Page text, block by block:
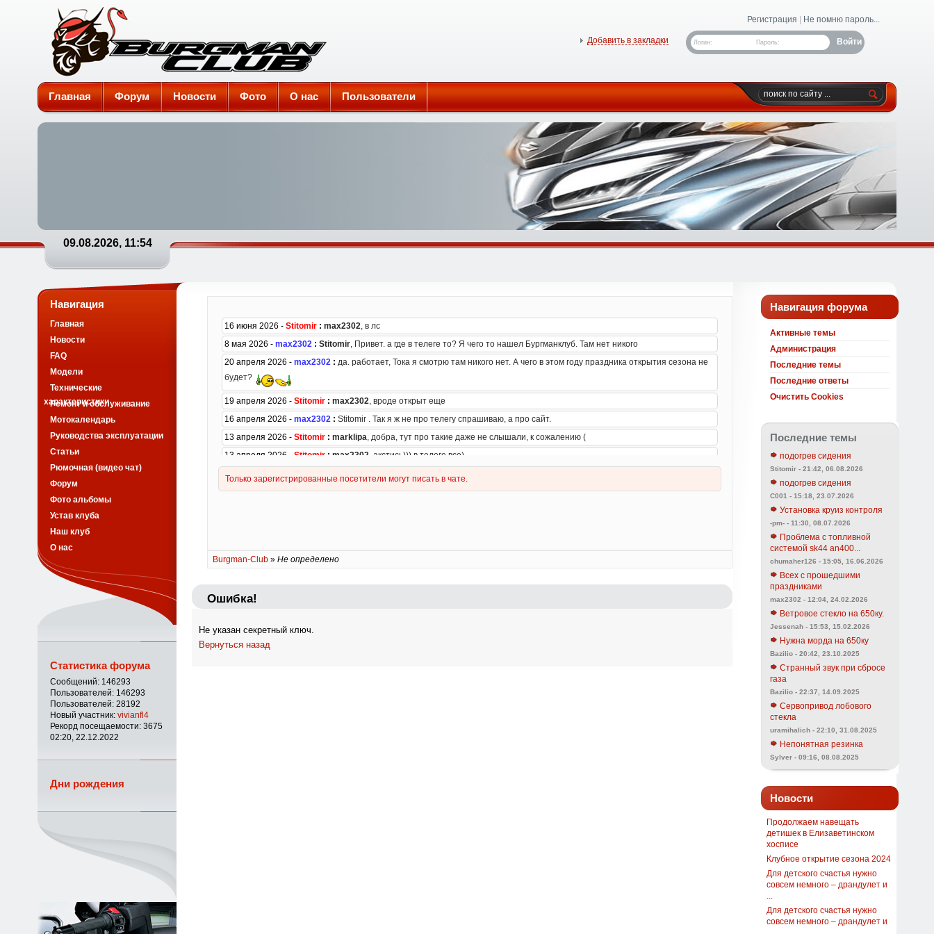
Burgman-Club
Регистрация Не помню пароль...
Логин: Пароль:
Добавить в закладки
Главная Форум Новости Фото О нас Пользователи
09.08.2026, 11:54
Burgman-Club» Не определено
Ошибка!
Не указан секретный ключ.
Вернуться назад
Навигация форума
Активные темы
Администрация
Последние темы
Последние ответы
Очистить Cookies
Последние темы
подогрев сидения
Stitomir - 21:42, 06.08.2026
подогрев сидения
C001 - 15:18, 23.07.2026
Установка круиз контроля
-pm- - 11:30, 08.07.2026
Проблема с топливной
системой sk44 an400...
chumaher126 - 15:05, 16.06.2026
Всех с прошедшими
праздниками
max2302 - 12:04, 24.02.2026
Ветровое стекло на 650ку.
Jessenah - 15:53, 15.02.2026
Нужна морда на 650ку
Bazilio - 20:42, 23.10.2025
Странный звук при сбросе
газа
Bazilio - 22:37, 14.09.2025
Сервопривод лобового
стекла
uramihalich - 22:10, 31.08.2025
Непонятная резинка
Sylver - 09:16, 08.08.2025
Новости
Продолжаем навещать
детишек в Елизаветинском
хосписе
Клубное открытие сезона 2024
Для детского счастья нужно
совсем немного – драндулет и
Для детского счастья нужно
совсем немного – драндулет и
Навигация
Главная
Новости
FAQ
Модели
Технические
характеристики
Ремонт и обслуживание
Мотокалендарь
Руководства эксплуатации
Статьи
Рюмочная (видео чат)
Форум
Фото альбомы
Устав клуба
Наш клуб
О нас
Статистика форума
Сообщений: 146293
Пользователей: 146293
Пользователей: 28192
Новый участник: vivianfl4
Рекорд посещаемости: 3675
02:20, 22.12.2022
Дни рождения